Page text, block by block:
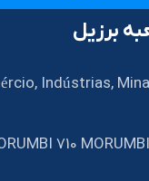
برزیل
Indústrias,
710